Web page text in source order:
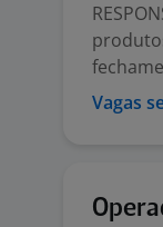
Vagas